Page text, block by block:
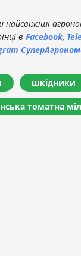
в Facebook,
шкідники
томатна